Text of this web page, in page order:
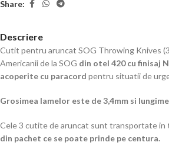
Share:
Descriere
Cutit pentru aruncat SOG Throwing Knives
Americanii de la SOG din otel 420 cu finisaj
acoperite cu paracord pentru situatii de
Grosimea lamelor este de 3,4mm si
Cele 3 cutite de aruncat sunt transportate in
din pachet ce se poate prinde pe centura.